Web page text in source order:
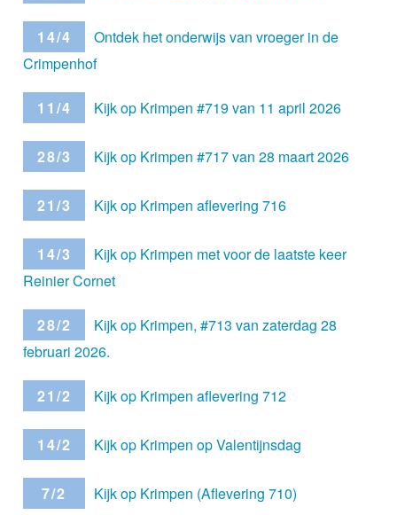
14/4
Ontdek het onderwijs van vroeger in de
Crimpenhof
11/4 Kijk op Krimpen #719 van 11 april 2026
28/3 Kijk op Krimpen #717 van 28 maart 2026
21/3 Kijk op Krimpen aflevering 716
14/3
Kijk op Krimpen met voor de laatste keer
Reinier Cornet
28/2
Kijk op Krimpen, #713 van zaterdag 28
februari 2026.
21/2 Kijk op Krimpen aflevering 712
14/2 Kijk op Krimpen op Valentijnsdag
7/2 Kijk op Krimpen (Aflevering 710)